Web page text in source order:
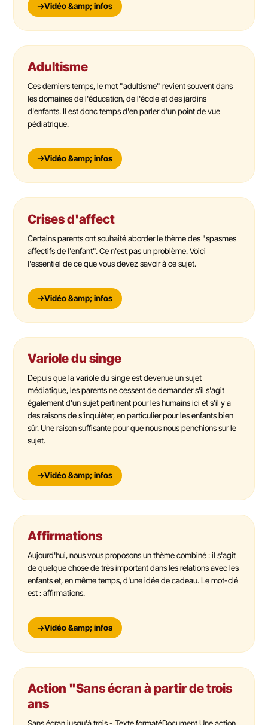
Vidéo &amp; infos
Adultisme
Ces derniers temps, le mot "adultisme" revient souvent dans
les domaines de l'éducation, de l'école et des jardins
d'enfants. Il est donc temps d'en parler d'un point de vue
pédiatrique.
Vidéo &amp; infos
Crises d'affect
Certains parents ont souhaité aborder le thème des "spasmes
affectifs de l'enfant". Ce n'est pas un problème. Voici
l'essentiel de ce que vous devez savoir à ce sujet.
Vidéo &amp; infos
Variole du singe
Depuis que la variole du singe est devenue un sujet
médiatique, les parents ne cessent de demander s'il s'agit
également d'un sujet pertinent pour les humains ici et s'il y a
des raisons de s'inquiéter, en particulier pour les enfants bien
sûr. Une raison suffisante pour que nous nous penchions sur le
sujet.
Vidéo &amp; infos
Affirmations
Aujourd'hui, nous vous proposons un thème combiné : il s'agit
de quelque chose de très important dans les relations avec les
enfants et, en même temps, d'une idée de cadeau. Le mot-clé
est : affirmations.
Vidéo &amp; infos
Action "Sans écran à partir de trois
ans